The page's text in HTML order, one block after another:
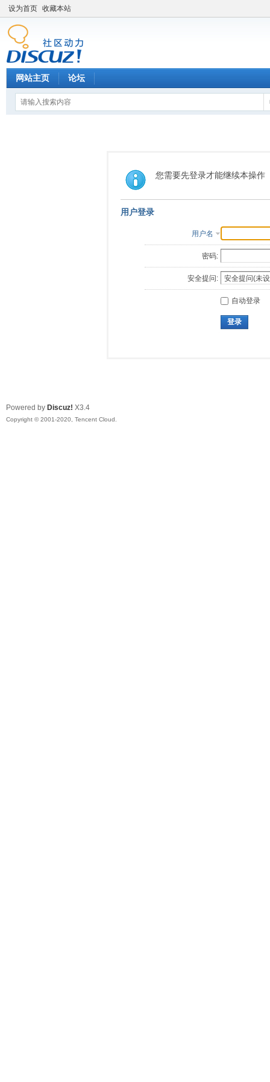
设为首页 收藏本站
网站主页 论坛
您需要先登录才能继续本操作
用户登录
用户名
密码:
安全提问:
自动登录
登录
Powered by Discuz! X3.4
Copyright © 2001-2020, Tencent Cloud.